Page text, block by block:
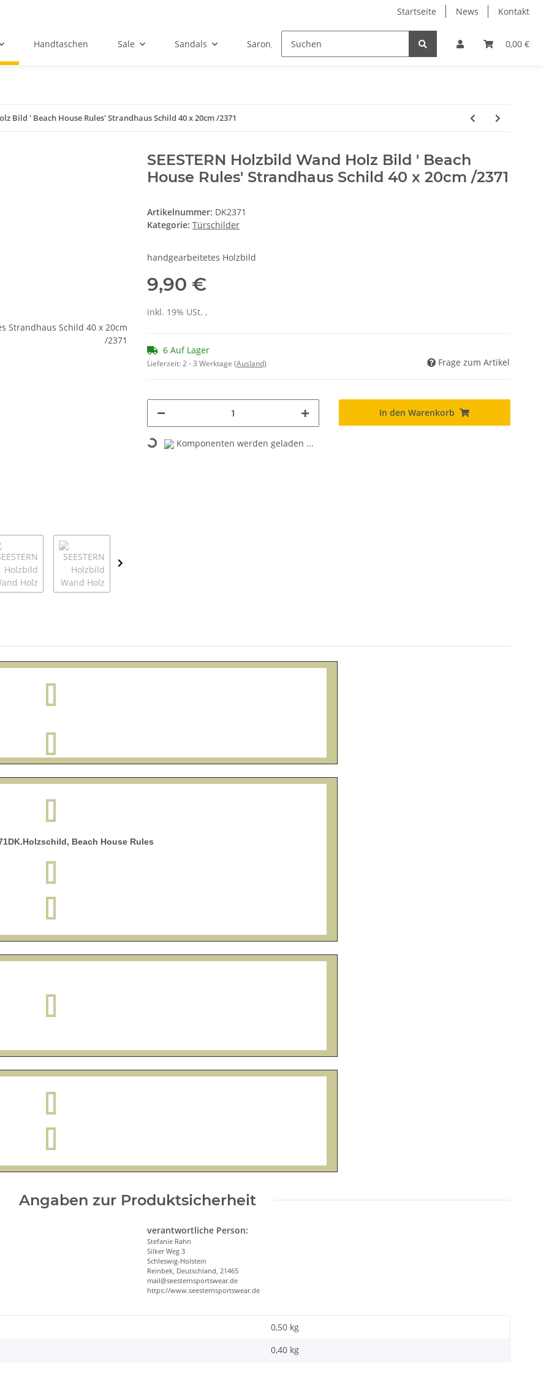
Startseite News Kontakt
0,00 €
Handtaschen Sale Sandals Sarongs/Kleider/etc. Shorts Surf
Bild ' Beach House Rules' Strandhaus Schild 40 x 20cm /2371
SEESTERN Holzbild Wand Holz Bild ' Beach
House Rules' Strandhaus Schild 40 x 20cm /2371
Artikelnummer: DK2371
Kategorie: Türschilder
handgearbeitetes Holzbild
9,90 €
inkl. 19% USt. ,
6 Auf Lager
Lieferzeit:2 - 3 Werktage (Ausland) Frage zum Artikel
In den Warenkorb
Loading... Komponenten werden geladen ...
Beach House Rules
Angaben zur Produktsicherheit
verantwortliche Person:
Stefanie Rahn
Silker Weg 3
Schleswig-Holstein
Reinbek, Deutschland, 21465
mail@seesternsportswear.de
https://www.seesternsportswear.de
0,50 kg
0,40 kg